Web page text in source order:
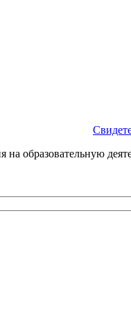
на образовательную